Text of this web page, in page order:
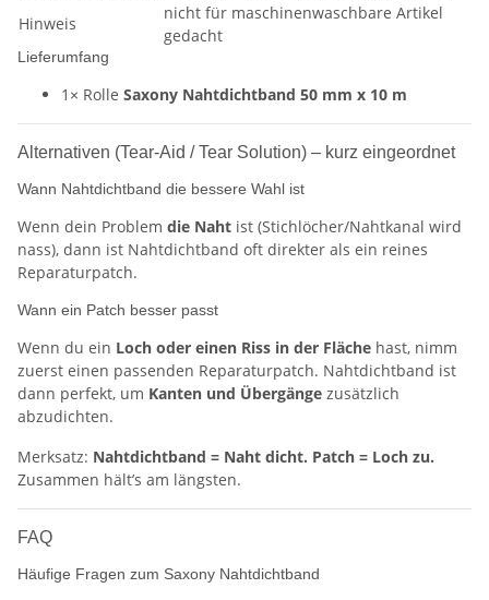
Hinweis
nicht für maschinenwaschbare Artikel
gedacht
Lieferumfang
1× Rolle Saxony Nahtdichtband 50 mm x 10 m
Alternativen (Tear-Aid / Tear Solution) – kurz eingeordnet
Wann Nahtdichtband die bessere Wahl ist
Wenn dein Problem die Naht ist (Stichlöcher/Nahtkanal wird
nass), dann ist Nahtdichtband oft direkter als ein reines
Reparaturpatch.
Wann ein Patch besser passt
Wenn du ein Loch oder einen Riss in der Fläche hast, nimm
zuerst einen passenden Reparaturpatch. Nahtdichtband ist
dann perfekt, um Kanten und Übergänge zusätzlich
abzudichten.
Merksatz: Nahtdichtband = Naht dicht. Patch = Loch zu.
Zusammen hält’s am längsten.
FAQ
Häufige Fragen zum Saxony Nahtdichtband